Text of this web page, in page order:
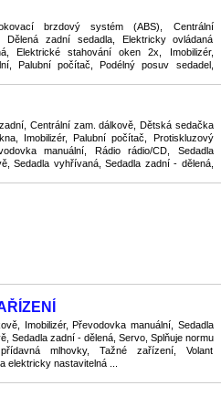
brzdový systém (ABS), Centrální
Dělená zadní sedadla, Elektricky ovládaná
Elektrické stahování oken 2x, Imobilizér,
Palubní počítač, Podélný posuv sedadel,
Centrální zam. dálkově, Dětská sedačka
Imobilizér, Palubní počítač, Protiskluzový
manuální, Rádio rádio/CD, Sedadla
Sedadla vyhřívaná, Sedadla zadní - dělená,
Imobilizér, Převodovka manuální, Sedadla
Sedadla zadní - dělená, Servo, Splňuje normu
mlhovky, Tažné zařízení, Volant
elektricky nastavitelná ...